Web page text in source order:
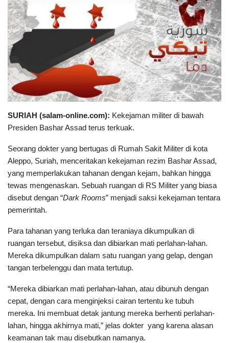
SURIAH (salam-online.com): Kekejaman militer di bawah
Presiden Bashar Assad terus terkuak.
Seorang dokter yang bertugas di Rumah Sakit Militer di kota
Aleppo, Suriah, menceritakan kekejaman rezim Bashar Assad,
yang memperlakukan tahanan dengan kejam, bahkan hingga
tewas mengenaskan. Sebuah ruangan di RS Militer yang biasa
disebut dengan “Dark Rooms” menjadi saksi kekejaman tentara
pemerintah.
Para tahanan yang terluka dan teraniaya dikumpulkan di
ruangan tersebut, disiksa dan dibiarkan mati perlahan-lahan.
Mereka dikumpulkan dalam satu ruangan yang gelap, dengan
tangan terbelenggu dan mata tertutup.
“Mereka dibiarkan mati perlahan-lahan, atau dibunuh dengan
cepat, dengan cara menginjeksi cairan tertentu ke tubuh
mereka. Ini membuat detak jantung mereka berhenti perlahan-
lahan, hingga akhirnya mati,” jelas dokter yang karena alasan
keamanan tak mau disebutkan namanya.